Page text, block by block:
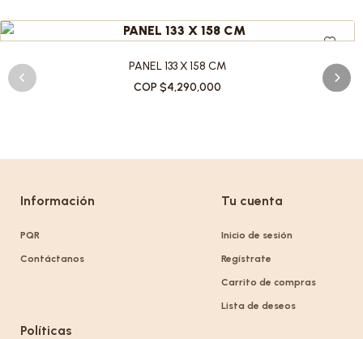
PANEL 133 X 158 CM
COP $4,290,000
Información
PQR
Contáctanos
Tu cuenta
Inicio de sesión
Regístrate
Carrito de compras
Lista de deseos
Políticas